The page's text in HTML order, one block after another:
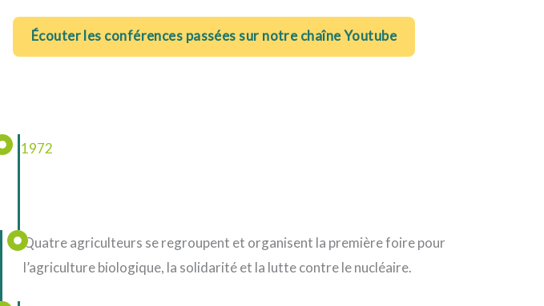
Écouter les conférences passées sur notre chaîne Youtube
1972
Quatre agriculteurs se regroupent et organisent la première foire pour
l’agriculture biologique, la solidarité et la lutte contre le nucléaire.